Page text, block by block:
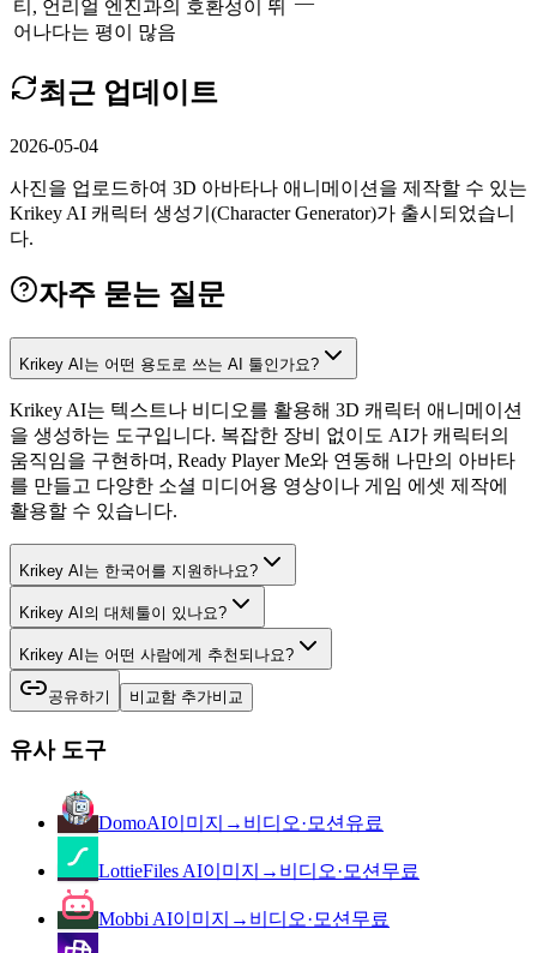
티, 언리얼 엔진과의 호환성이 뛰
어나다는 평이 많음
최근 업데이트
2026-05-04
사진을 업로드하여 3D 아바타나 애니메이션을 제작할 수 있는
Krikey AI 캐릭터 생성기(Character Generator)가 출시되었습니
다.
자주 묻는 질문
Krikey AI는 어떤 용도로 쓰는 AI 툴인가요?
Krikey AI는 텍스트나 비디오를 활용해 3D 캐릭터 애니메이션
을 생성하는 도구입니다. 복잡한 장비 없이도 AI가 캐릭터의
움직임을 구현하며, Ready Player Me와 연동해 나만의 아바타
를 만들고 다양한 소셜 미디어용 영상이나 게임 에셋 제작에
활용할 수 있습니다.
Krikey AI는 한국어를 지원하나요?
Krikey AI의 대체툴이 있나요?
Krikey AI는 어떤 사람에게 추천되나요?
공유하기 비교함 추가비교
유사 도구
DomoAI이미지→비디오·모션 유료
LottieFiles AI이미지→비디오·모션 무료
Mobbi AI이미지→비디오·모션 무료